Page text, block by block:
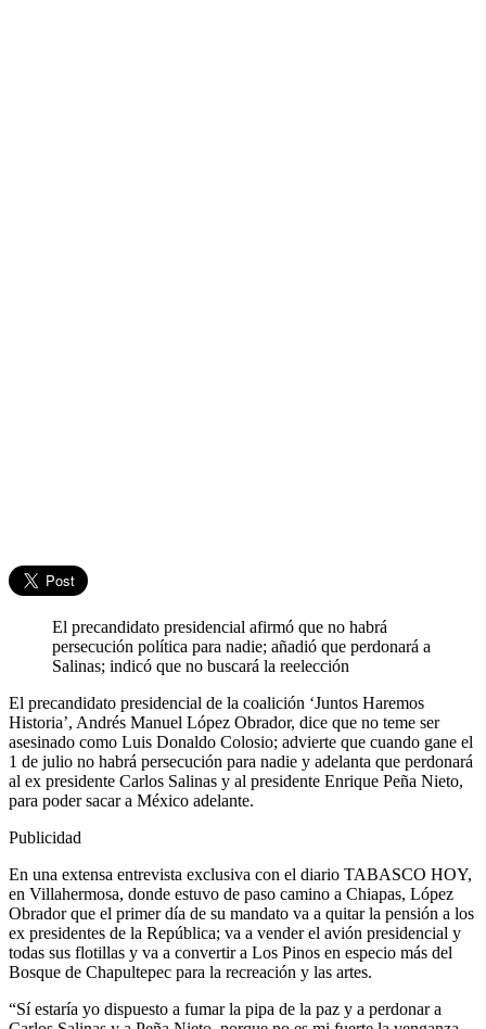
El precandidato presidencial afirmó que no habrá
persecución política para nadie; añadió que perdonará a
Salinas; indicó que no buscará la reelección
El precandidato presidencial de la coalición ‘Juntos Haremos
Historia’, Andrés Manuel López Obrador, dice que no teme ser
asesinado como Luis Donaldo Colosio; advierte que cuando gane el
1 de julio no habrá persecución para nadie y adelanta que perdonará
al ex presidente Carlos Salinas y al presidente Enrique Peña Nieto,
para poder sacar a México adelante.
Publicidad
En una extensa entrevista exclusiva con el diario TABASCO HOY,
en Villahermosa, donde estuvo de paso camino a Chiapas, López
Obrador que el primer día de su mandato va a quitar la pensión a los
ex presidentes de la República; va a vender el avión presidencial y
todas sus flotillas y va a convertir a Los Pinos en especio más del
Bosque de Chapultepec para la recreación y las artes.
“Sí estaría yo dispuesto a fumar la pipa de la paz y a perdonar a